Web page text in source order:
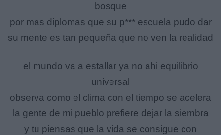
bosque
por mas diplomas que su p*** escuela pudo dar
su mente es tan pequeña que no ven la realidad
el mundo va a estallar ya no ahi equilibrio
universal
observa como el clima con el tiempo se acelera
la gente de mi pueblo prefiere dejar la siembra
y tu piensas que la vida se consigue con